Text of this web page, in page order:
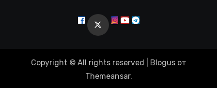
Copyright © All rights reserved Blogusот
Themeansar.